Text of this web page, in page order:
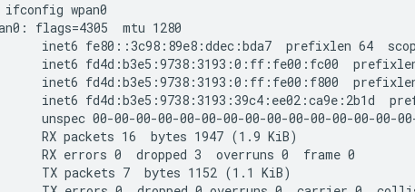
ifconfig wpan0
flags=4305
  mtu 1280
inet6 fe80::3c98:89e8:ddec:bda7  prefixlen 64
inet6 fd4d:b3e5:9738:3193:0:ff:fe00:fc00
inet6 fd4d:b3e5:9738:3193:0:ff:fe00:f800
inet6 fd4d:b3e5:9738:3193:39c4:ee02:ca9e:2b1d
unspec 00-00-00-00-00-00-00-00-00-00-00-00-00-00-
RX packets 16  bytes 1947 (1.9 KiB)
RX errors 0  dropped 3  overruns 0  frame 0
TX packets 7  bytes 1152 (1.1 KiB)